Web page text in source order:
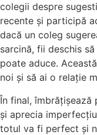
colegii despre
recente și participă
dacă un coleg
sarcină, fii deschis
poate aduce.
noi și să ai o relație
În final, îmbrățișează
și aprecia
totul va fi perfect și